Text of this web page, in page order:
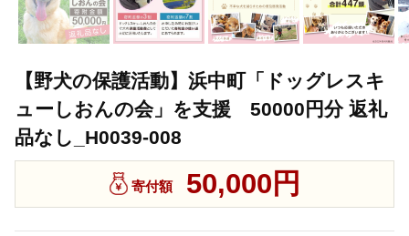
【野犬の保護活動】浜中町「ドッグレスキ
ューしおんの会」を支援 50000円分 返礼
品なし_H0039-008
寄付額 50,000円